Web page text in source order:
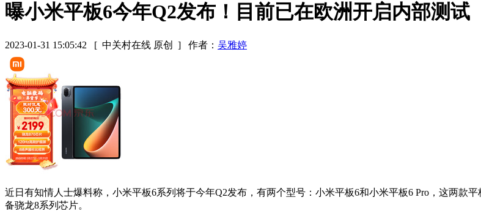
曝小米平板6今年Q2发布！目前已在欧洲开启内部测试
2023-01-31 15:05:42 [ 中关村在线 原创 ] 作者： 吴雅婷
近日有知情人士爆料称，小米平板6系列将于今年Q2发布，有两个型号：小米平板6和小米平板6 Pro，这两款
备骁龙8系列芯片。